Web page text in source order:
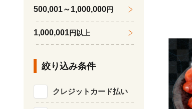
つ
ま
福
おす
岡県
500,001～1,000,000円
1,000,001円以上
絞り込み条件
クレジットカード払い